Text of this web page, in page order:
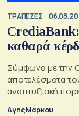
ΤΡΑΠΕΖΕΣ
καθαρά
Σύμφωνα με την
αποτελέσματα
αναπτυξιακή
υλοποίηση της
Αγης Μάρκου